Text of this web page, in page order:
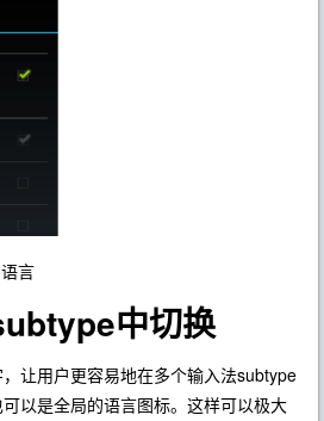
言
中切换
让用户更容易地在多个输入法subtype
以是全局的语言图标。这样可以极大